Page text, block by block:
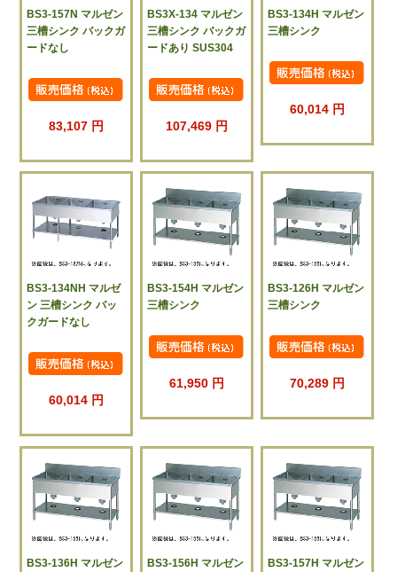
BS3-157N マルゼン
三槽シンク バックガ
ードなし
83,107 円
BS3X-134 マルゼン
三槽シンク バックガ
ードあり SUS304
107,469 円
BS3-134H マルゼン
三槽シンク
60,014 円
BS3-134NH マルゼ
ン 三槽シンク バッ
クガードなし
60,014 円
BS3-154H マルゼン
三槽シンク
61,950 円
BS3-126H マルゼン
三槽シンク
70,289 円
BS3-136H マルゼン BS3-156H マルゼン BS3-157H マルゼン